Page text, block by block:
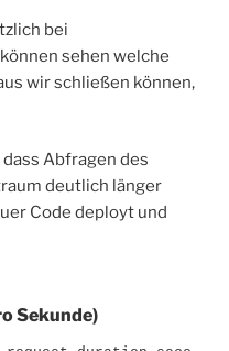
bei
sehen welche
wir schließen können,
Abfragen des
deutlich länger
Code deployt und
Sekunde)